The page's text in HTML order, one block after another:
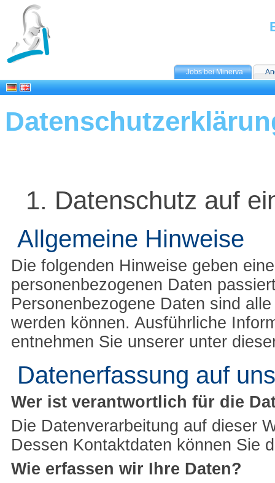
Jobs bei Minerva
1. Datenschutz auf
Allgemeine Hinweise
Die folgenden Hinweise geben
personenbezogenen Daten
Personenbezogene Daten sind
werden können. Ausführliche
entnehmen Sie unserer unter
Datenerfassung auf
Wer ist verantwortlich für die
Die Datenverarbeitung auf dieser
Dessen Kontaktdaten können Sie
Wie erfassen wir Ihre Daten?